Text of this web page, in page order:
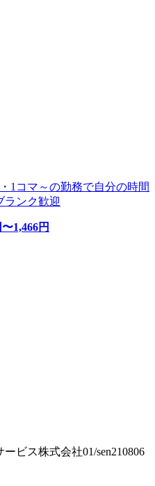
1コマ～の勤務で自分の時間
ランク歓迎
〜1,466円
ビス株式会社01/sen210806